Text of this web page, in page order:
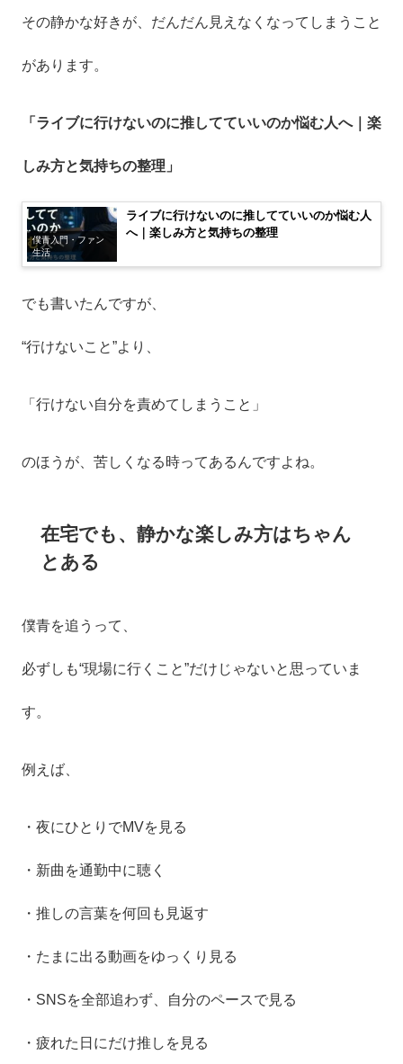
その静かな好きが、だんだん見えなくなってしまうこと
があります。
「ライブに行けないのに推してていいのか悩む人へ｜楽
しみ方と気持ちの整理」
僕青入門・ファン
生活
ライブに行けないのに推してていいのか悩む人
へ｜楽しみ方と気持ちの整理
でも書いたんですが、
“行けないこと”より、
「行けない自分を責めてしまうこと」
のほうが、苦しくなる時ってあるんですよね。
在宅でも、静かな楽しみ方はちゃん
とある
僕青を追うって、
必ずしも“現場に行くこと”だけじゃないと思っていま
す。
例えば、
・夜にひとりでMVを見る
・新曲を通勤中に聴く
・推しの言葉を何回も見返す
・たまに出る動画をゆっくり見る
・SNSを全部追わず、自分のペースで見る
・疲れた日にだけ推しを見る